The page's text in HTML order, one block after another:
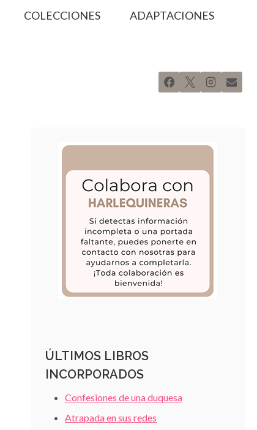
COLECCIONES ADAPTACIONES
ÚLTIMOS LIBROS
INCORPORADOS
Confesiones de una duquesa
Atrapada en sus redes